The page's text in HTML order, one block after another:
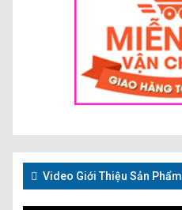
Video Giới Thiệu Sản Phẩm